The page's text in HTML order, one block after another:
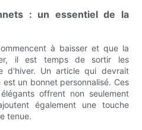
: un essentiel de la
à baisser et que la
il est temps de sortir les
d'hiver. Un article qui devrait
un bonnet personnalisé. Ces
offrent non seulement
également une touche
tenue.